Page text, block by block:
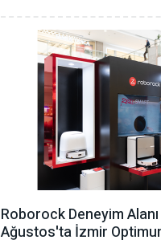
Roborock Deneyim
Ağustos'ta İzmir